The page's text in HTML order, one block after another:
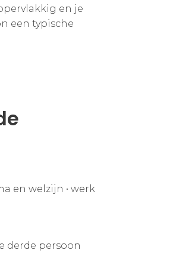
en je
een typische
en welzijn • werk
derde persoon